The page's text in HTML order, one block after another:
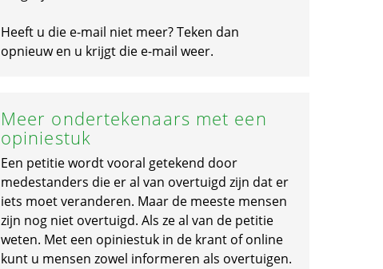
Heeft u die e-mail niet meer? Teken dan
opnieuw en u krijgt die e-mail weer.
Meer ondertekenaars met een
opiniestuk
Een petitie wordt vooral getekend door
medestanders die er al van overtuigd zijn dat er
iets moet veranderen. Maar de meeste mensen
zijn nog niet overtuigd. Als ze al van de petitie
weten. Met een opiniestuk in de krant of online
kunt u mensen zowel informeren als overtuigen.